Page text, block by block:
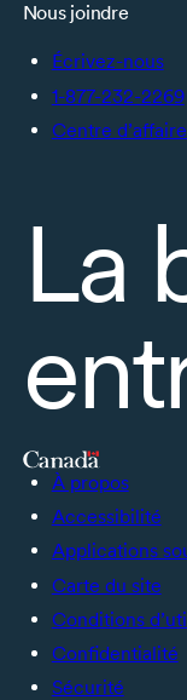
Nous joindre
Écrivez-nous
1-877-232-2269
Centre
La
À propos
Accessibilité
Applications
Carte du site
Conditions
Confidentialité
Sécurité